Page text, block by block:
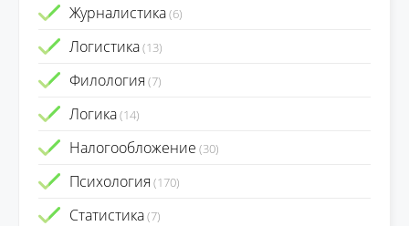
Журналистика(6)
Логистика(13)
Филология (7)
Логика(14)
Налогообложение (30)
Психология (170)
Статистика(7)